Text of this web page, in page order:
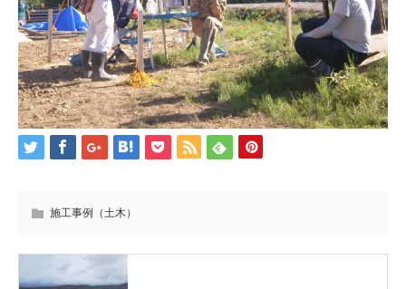
施工事例（土木）